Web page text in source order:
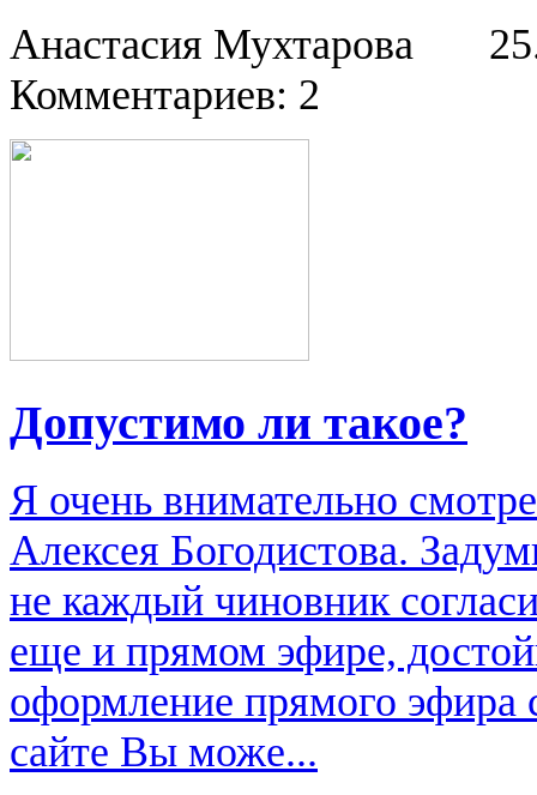
Анастасия Мухтарова
Комментариев: 2
Допустимо ли такое?
Я очень внимательно
Алексея Богодистова.
не каждый чиновник
еще и прямом эфире,
оформление прямого
сайте Вы може...